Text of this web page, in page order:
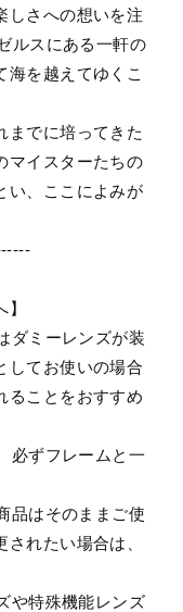
しさへの想いを注
ルスにある一軒の
海を越えてゆくこ
までに培ってきた
マイスターたちの
い、ここによみが
ダミーレンズが装
してお使いの場合
ることをおすすめ
必ずフレームと一
品はそのままご使
れたい場合は、
や特殊機能レンズ